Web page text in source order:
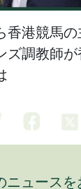
香港競馬
ズ調教師
ュースを